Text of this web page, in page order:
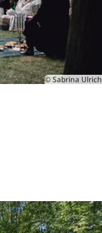
© Sabrina Ulrich